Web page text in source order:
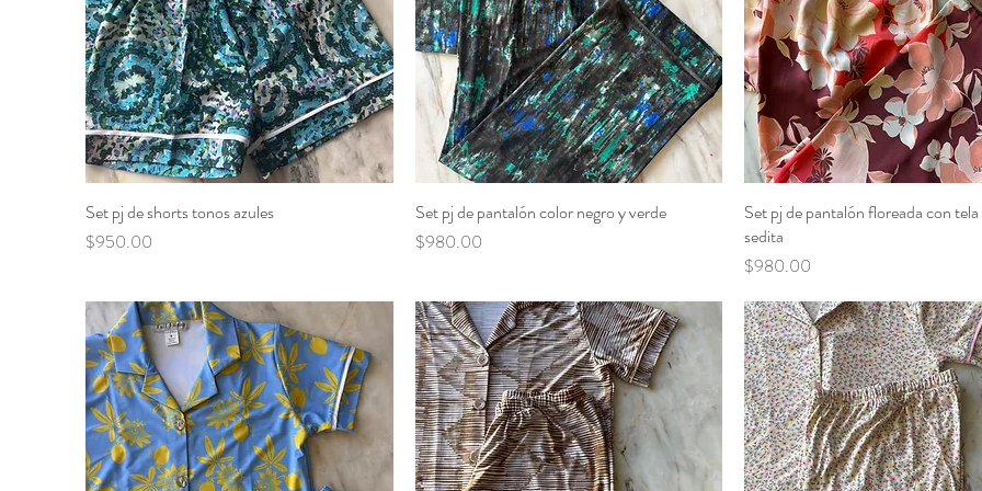
Vista rápida
Set pj de shorts tonos azules
Precio
$950.00
Vista rápida
Set pj de pantalón color negro y verde
Precio
$980.00
Vista rápida
Set pj de pantalón floreada con
sedita
Precio
$980.00